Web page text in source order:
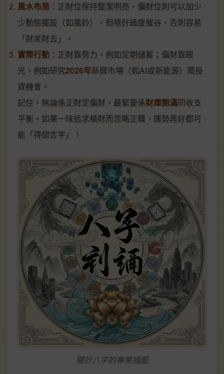
風水布局 ：正財位保持整潔明亮，偏財位則可以加少
少動態擺設（如風鈴），但唔好過度催谷，否則容易
「財來財去」。
實際行動 ：正財靠努力，例如定期儲蓄；偏財靠眼
光，例如研究2026年新興市場（如AI或新能源）嘅投
資機會。
記住，無論係正財定偏財，最緊要係財庫飽滿同收支
平衡。如果一味追求橫財而忽略正職，運勢再好都可
能「得個吉字」！
關於八字的專業插圖